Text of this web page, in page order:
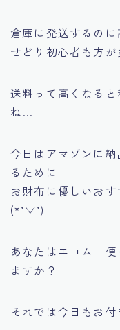
倉庫に発送するの
せどり初心者も方
送料って高くなる
ね…
今日はアマゾンに
るために
お財布に優しいお
(*’▽’)
あなたはエコムー
ますか？
それでは今日もお